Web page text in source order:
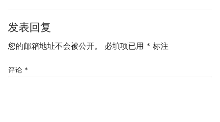
发表回复
您的邮箱地址不会被公开。 必填项已用 * 标注
评论 *